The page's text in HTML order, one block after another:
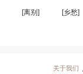
[离别] [乡愁]
关于我们